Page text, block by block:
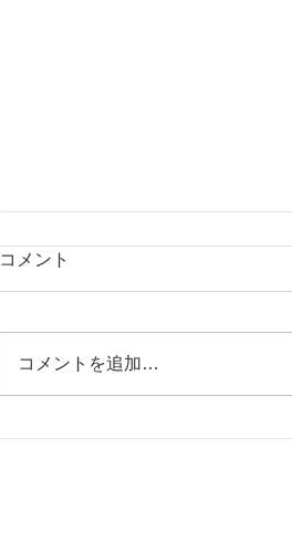
コメント
コメントを追加…